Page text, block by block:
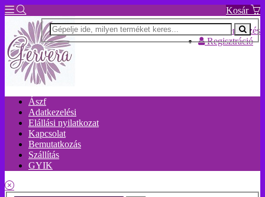
Kosár
Bejelentkezés
Regisztráció
Ászf
Adatkezelési
Elállási nyilatkozat
Kapcsolat
Bemutatkozás
Szállítás
GYIK